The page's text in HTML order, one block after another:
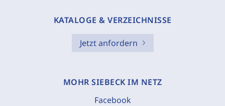
KATALOGE & VERZEICHNISSE
Jetzt anfordern
MOHR SIEBECK IM NETZ
Facebook